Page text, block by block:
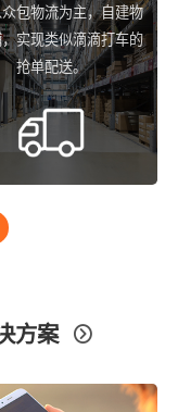
包物流为主，自建物
实现类似滴滴打车的
抢单配送。
方案 